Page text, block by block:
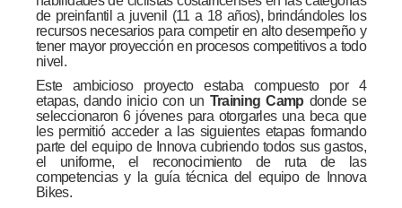
de preinfantil a juvenil (11 a 18 años), brindándoles los
recursos necesarios para competir en alto desempeño y
tener mayor proyección en procesos competitivos a todo
nivel.
Este ambicioso proyecto estaba compuesto por 4
etapas, dando inicio con un Training Camp donde se
seleccionaron 6 jóvenes para otorgarles una beca que
les permitió acceder a las siguientes etapas formando
parte del equipo de Innova cubriendo todos sus gastos,
el uniforme, el reconocimiento de ruta de las
competencias y la guía técnica del equipo de Innova
Bikes.